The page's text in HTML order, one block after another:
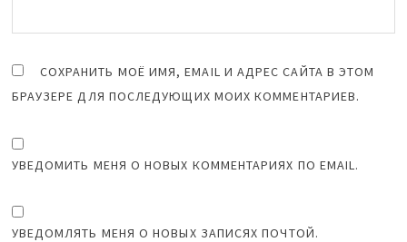
СОХРАНИТЬ МОЁ ИМЯ, EMAIL И АДРЕС САЙТА В ЭТОМ
БРАУЗЕРЕ ДЛЯ ПОСЛЕДУЮЩИХ МОИХ КОММЕНТАРИЕВ.
УВЕДОМИТЬ МЕНЯ О НОВЫХ КОММЕНТАРИЯХ ПО EMAIL.
УВЕДОМЛЯТЬ МЕНЯ О НОВЫХ ЗАПИСЯХ ПОЧТОЙ.